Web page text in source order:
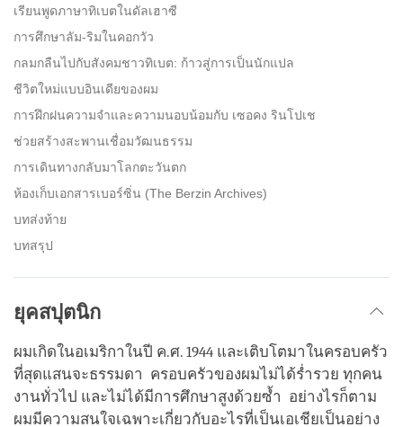
เรียนพูดภาษาทิเบตในดัลเฮาซี
การศึกษาลัม-ริมในคอกวัว
กลมกลืนไปกับสังคมชาวทิเบต: ก้าวสู่การเป็นนักแปล
ชีวิตใหม่แบบอินเดียของผม
การฝึกฝนความจำและความนอบน้อมกับ เซอคง รินโปเช
ช่วยสร้างสะพานเชื่อมวัฒนธรรม
การเดินทางกลับมาโลกตะวันตก
ห้องเก็บเอกสารเบอร์ซิ่น (The Berzin Archives)
บทส่งท้าย
บทสรุป
ยุคสปุตนิก
ผมเกิดในอเมริกาในปี ค.ศ. 1944 และเติบโตมาในครอบครัว
ที่สุดแสนจะธรรมดา ครอบครัวของผมไม่ได้ร่ำรวย ทุกคน
งานทั่วไป และไม่ได้มีการศึกษาสูงด้วยซ้ำ อย่างไรก็ตาม
ผมมีความสนใจเฉพาะเกี่ยวกับอะไรที่เป็นเอเชียเป็นอย่าง